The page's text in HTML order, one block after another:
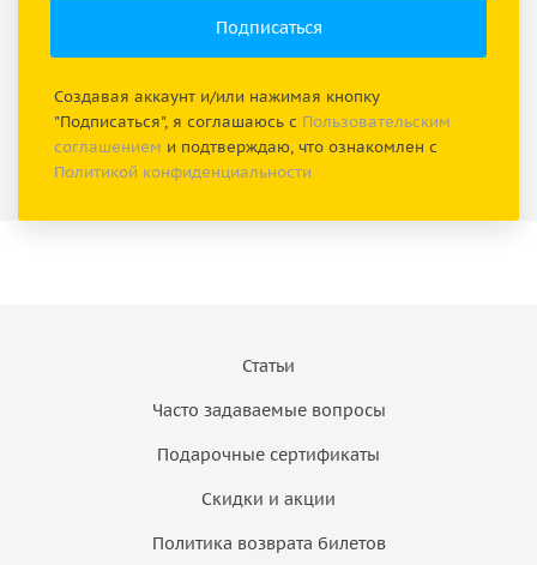
Создавая аккаунт и/или нажимая кнопку
"Подписаться", я соглашаюсь с Пользовательским
соглашением и подтверждаю, что ознакомлен с
Политикой конфиденциальности
Статьи
Часто задаваемые вопросы
Подарочные сертификаты
Скидки и акции
Политика возврата билетов